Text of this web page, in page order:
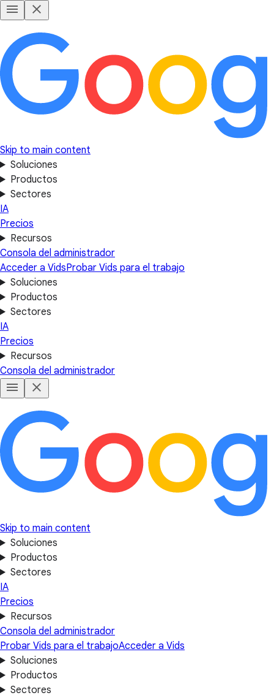
Skip to main content
Soluciones
Productos
Sectores
IA
Precios
Recursos
Consola del administrador
Acceder a VidsProbar Vids para el trabajo
Soluciones
Productos
Sectores
IA
Precios
Recursos
Consola del administrador
Skip to main content
Soluciones
Productos
Sectores
IA
Precios
Recursos
Consola del administrador
Probar Vids para el trabajoAcceder a Vids
Soluciones
Productos
Sectores